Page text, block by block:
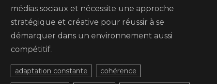
médias sociaux et nécessite une approche
stratégique et créative pour réussir à se
démarquer dans un environnement aussi
compétitif.
adaptation constante cohérence